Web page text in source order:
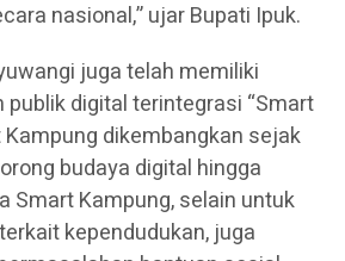
nasional,” ujar Bupati Ipuk.
juga telah memiliki
digital terintegrasi “Smart
Kampung dikembangkan sejak
budaya digital hingga
Smart Kampung, selain untuk
kependudukan, juga